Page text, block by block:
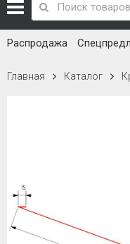
Распродажа
Главная Каталог